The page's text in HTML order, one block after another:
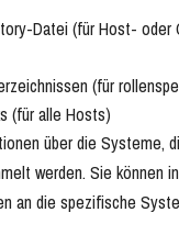
Datei (für Host- oder
(für
(für alle Hosts)
über die Systeme,
werden. Sie können
an die spezifische